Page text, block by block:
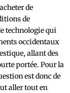
de
de
technologie qui
occidentaux
allant des
portée. Pour la
est donc de
aller tout en